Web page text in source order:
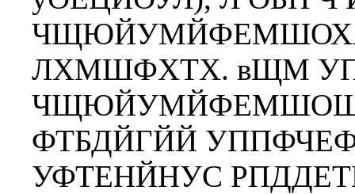
ЛХМШФХТХ. вЩМ
ФТБДЙГЙЙ
УФТЕНЙНУС